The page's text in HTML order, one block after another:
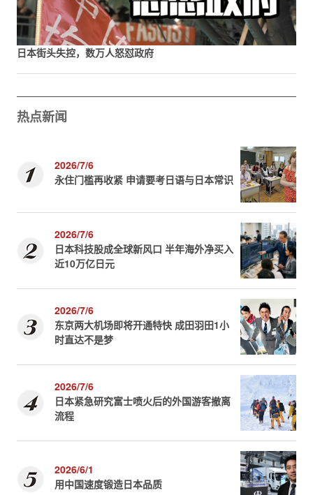
日本街头失控，数万人怒怼政府
热点新闻
2026/7/6
永住门槛再收紧 申请要考日语与日本常识
2026/7/6
日本科技股成全球新风口 半年海外净买入
近10万亿日元
2026/7/6
东京两大机场即将开通特快 成田羽田1小
时直达不是梦
2026/7/6
日本紧急研究富士喷火后的外国游客撤离
流程
2026/6/1
用中国速度锻造日本品质